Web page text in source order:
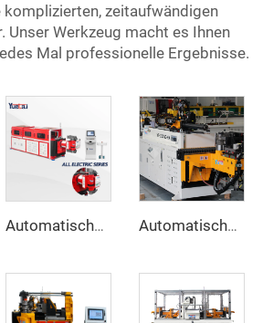
komplizierten, zeitaufwändigen
Unser Werkzeug macht es Ihnen
Mal professionelle Ergebnisse.
Automatische voll elektrische rotierende bidirektionale CNC-Metal-Rohrbiegemaschine der Serie Rohrbiegemaschinen Automatische Doppelarm-Rohrbiegemaschine CNC Gleichzeitiges 2-Wege-Rohrformsystem für Abgas- und Geländerrohrbiegemaschine